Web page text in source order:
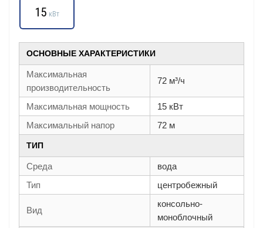
15 кВт
ОСНОВНЫЕ ХАРАКТЕРИСТИКИ
Максимальная
производительность
72 м³/ч
Максимальная мощность
15 кВт
Максимальный напор
72 м
ТИП
Среда
вода
Тип
центробежный
Вид
консольно-
моноблочный